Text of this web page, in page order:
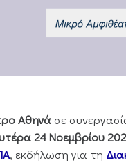
Αθηνά σε
24 Νοεμβρίου
, εκδήλωση για τη